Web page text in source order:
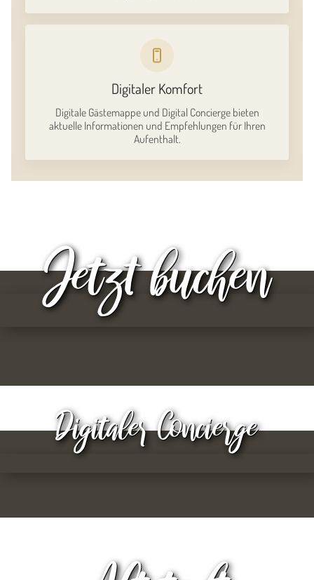
Digitaler Komfort
Digitale Gästemappe und Digital Concierge bieten
aktuelle Informationen und Empfehlungen für Ihren
Aufenthalt.
Jetzt buchen
Digitaler Concierge